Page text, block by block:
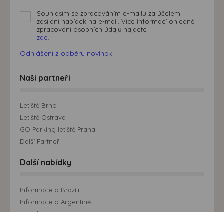
Souhlasím se zpracováním e-mailu za účelem
zasílání nabídek na e-mail. Více informací ohledně
zpracování osobních údajů najdete
zde.
Odhlášení z odběru novinek
Naši partneři
Letiště Brno
Letiště Ostrava
GO Parking letiště Praha
Další Partneři
Další nabídky
Informace o Brazílii
Informace o Argentině